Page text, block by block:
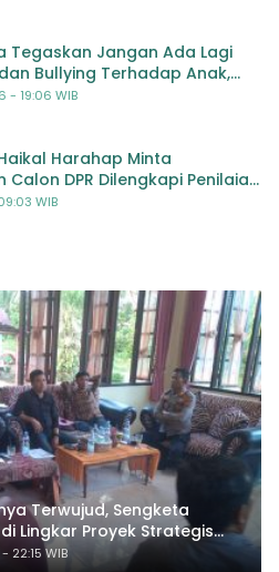
Tegaskan Jangan Ada Lagi
Bullying Terhadap Anak,
Seluruh Pihak
- 19:06 WIB
Haikal Harahap Minta
Calon DPR Dilengkapi Penilaian
WIB
Terwujud, Sengketa
Lingkar Proyek Strategis
Babak Baru
22:15 WIB